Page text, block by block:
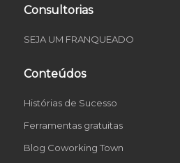
Consultorias
SEJA UM FRANQUEADO
Conteúdos
Histórias de Sucesso
Ferramentas gratuitas
Blog Coworking Town